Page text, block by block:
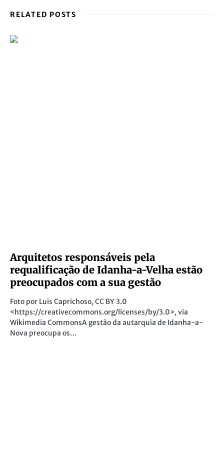
RELATED POSTS
Arquitetos responsáveis pela
requalificação de Idanha-a-Velha estão
preocupados com a sua gestão
Foto por Luis Caprichoso, CC BY 3.0
<https://creativecommons.org/licenses/by/3.0>, via
Wikimedia CommonsA gestão da autarquia de Idanha-a-
Nova preocupa os…